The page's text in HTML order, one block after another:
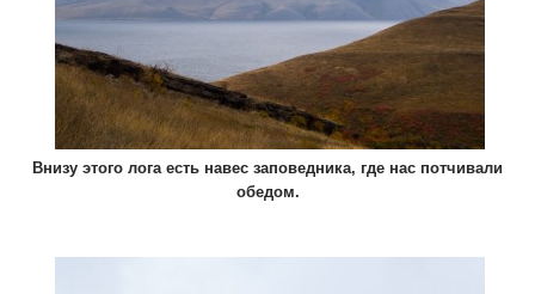
Внизу этого лога есть навес заповедника, где нас потчивали
обедом.